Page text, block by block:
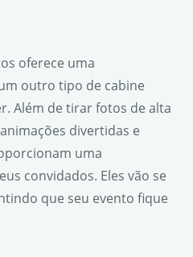
oferece uma
outro tipo de cabine
Além de tirar fotos de alta
divertidas e
uma
convidados. Eles vão se
que seu evento fique